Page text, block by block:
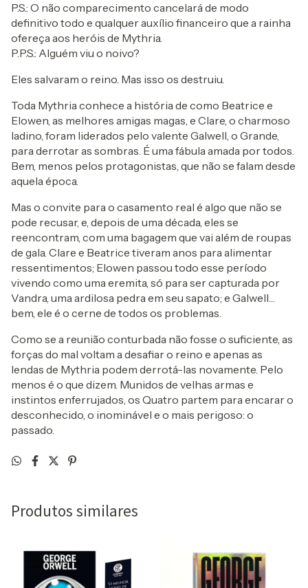
P.S.: O não comparecimento cancelará de modo
definitivo todo e qualquer auxílio financeiro que a rainha
ofereça aos heróis de Mythria.
P.P.S.: Alguém viu o noivo?
Eles salvaram o reino. Mas isso os destruiu.
Toda Mythria conhece a história de como Beatrice e
Elowen, as melhores amigas magas, e Clare, o charmoso
ladino, foram liderados pelo valente Galwell, o Grande,
para derrotar as sombras. É uma fábula amada por todos.
Bem, menos pelos protagonistas, que não se falam desde
aquela época.
Mas o convite para o casamento real é algo que não se
pode recusar, e, depois de uma década, eles se
reencontram, com uma bagagem que vai além de roupas
de gala. Clare e Beatrice tiveram anos para alimentar
ressentimentos; Elowen passou todo esse período
vivendo como uma eremita, só para ser capturada por
Vandra, uma ardilosa pedra em seu sapato; e Galwell…
bem, ele é o cerne de todos os problemas.
Como se a reunião conturbada não fosse o suficiente, as
forças do mal voltam a desafiar o reino e apenas as
lendas de Mythria podem derrotá-las novamente. Pelo
menos é o que dizem. Munidos de velhas armas e
instintos enferrujados, os Quatro partem para encarar o
desconhecido, o inominável e o mais perigoso: o
passado.
Produtos similares